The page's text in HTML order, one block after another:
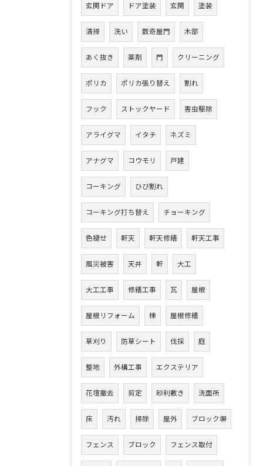
玄関ドア ドア塗装 玄関 塗装
清掃 洗い 数奇屋門 木部
あく抜き 薬剤 門 クリーニング
ポリカ ポリカ張り替え 割れ
フック ストックヤード 害虫駆除
アライグマ イタチ ネズミ
アナグマ コウモリ 戸建
コーキング ひび割れ
コーキング打ち替え チョーキング
色褪せ 軒天 軒天修繕 軒天工事
風災被害 天井 軒 大工
大工工事 修繕工事 瓦 屋根
屋根リフォーム 棟 屋根修繕
草刈り 防草シート 伐採 庭
整地 外構工事 エクステリア
花壇撤去 剪定 砂利敷き 洗面所
床 汚れ 掃除 屋外 ブロック塀
フェンス ブロック フェンス取付